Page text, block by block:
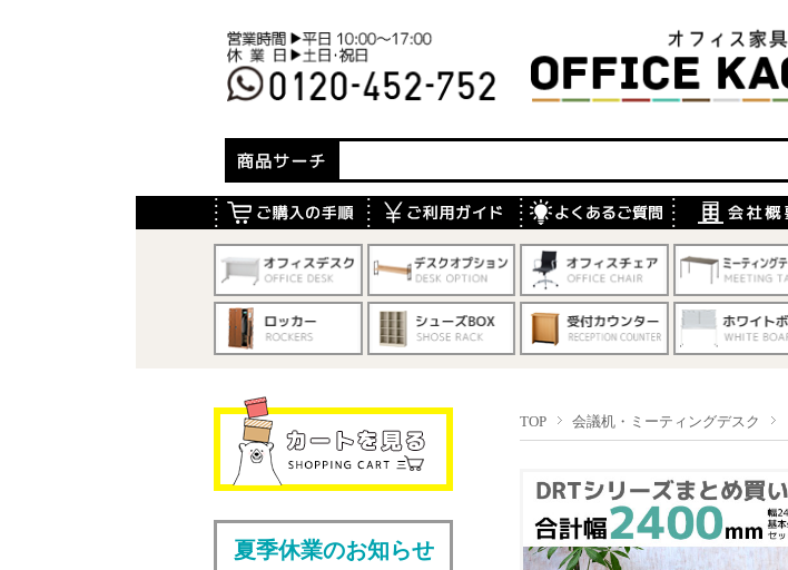
TOP 会議机・ミーティングデスク
夏季休業のお知らせ